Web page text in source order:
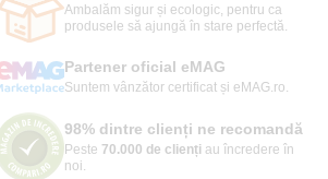
Ambalăm sigur și ecologic, pentru ca
produsele să ajungă în stare perfectă.
Partener oficial eMAG
Suntem vânzător certificat și eMAG.ro.
98% dintre clienți ne recomandă
Peste 70.000 de clienți au încredere în
noi.